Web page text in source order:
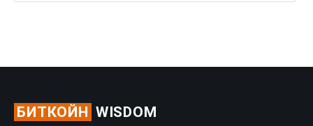
БИТКОЙН WISDOM